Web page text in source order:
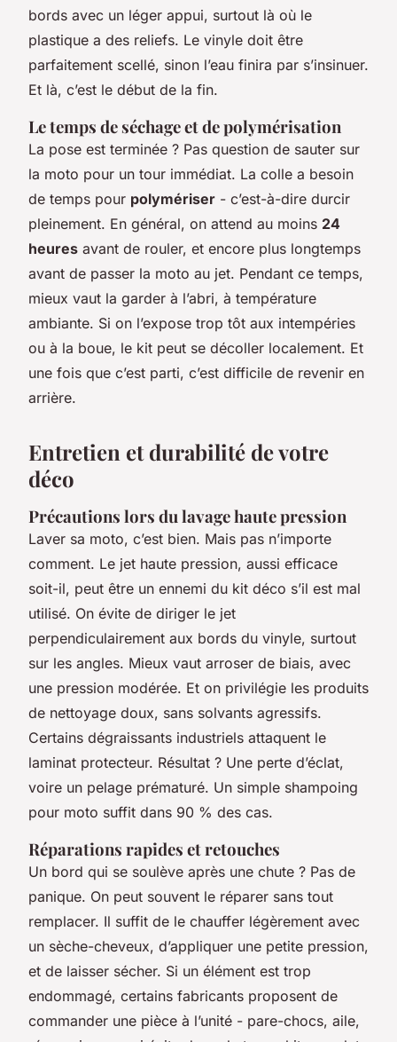
bords avec un léger appui, surtout là où le
plastique a des reliefs. Le vinyle doit être
parfaitement scellé, sinon l’eau finira par s’insinuer.
Et là, c’est le début de la fin.
Le temps de séchage et de polymérisation
La pose est terminée ? Pas question de sauter sur
la moto pour un tour immédiat. La colle a besoin
de temps pour polymériser - c’est-à-dire durcir
pleinement. En général, on attend au moins 24
heures avant de rouler, et encore plus longtemps
avant de passer la moto au jet. Pendant ce temps,
mieux vaut la garder à l’abri, à température
ambiante. Si on l’expose trop tôt aux intempéries
ou à la boue, le kit peut se décoller localement. Et
une fois que c’est parti, c’est difficile de revenir en
arrière.
Entretien et durabilité de votre
déco
Précautions lors du lavage haute pression
Laver sa moto, c’est bien. Mais pas n’importe
comment. Le jet haute pression, aussi efficace
soit-il, peut être un ennemi du kit déco s’il est mal
utilisé. On évite de diriger le jet
perpendiculairement aux bords du vinyle, surtout
sur les angles. Mieux vaut arroser de biais, avec
une pression modérée. Et on privilégie les produits
de nettoyage doux, sans solvants agressifs.
Certains dégraissants industriels attaquent le
laminat protecteur. Résultat ? Une perte d’éclat,
voire un pelage prématuré. Un simple shampoing
pour moto suffit dans 90 % des cas.
Réparations rapides et retouches
Un bord qui se soulève après une chute ? Pas de
panique. On peut souvent le réparer sans tout
remplacer. Il suffit de le chauffer légèrement avec
un sèche-cheveux, d’appliquer une petite pression,
et de laisser sécher. Si un élément est trop
endommagé, certains fabricants proposent de
commander une pièce à l’unité - pare-chocs, aile,